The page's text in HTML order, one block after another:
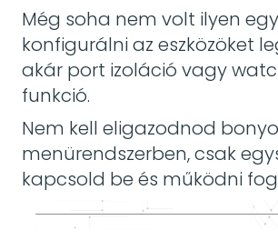
Még soha nem volt ilyen
konfigurálni az eszközöket
akár port izoláció vagy
funkció.
Nem kell eligazodnod
menürendszerben, csak
kapcsold be és működni